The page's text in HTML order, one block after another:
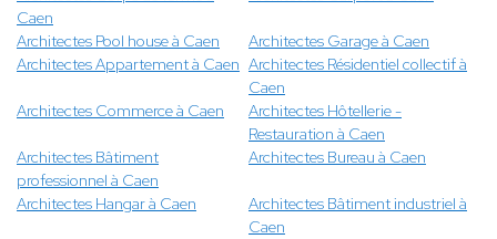
Caen
Architectes Pool house à Caen
Architectes Garage à Caen
Architectes Appartement à Caen Architectes Résidentiel collectif à
Caen
Architectes Commerce à Caen
Architectes Hôtellerie -
Restauration à Caen
Architectes Bâtiment
professionnel à Caen
Architectes Bureau à Caen
Architectes Hangar à Caen
Architectes Bâtiment industriel à
Caen